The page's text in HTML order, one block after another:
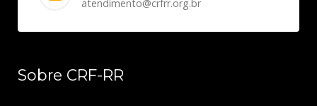
atendimento@crfrr.org.br
Sobre CRF-RR